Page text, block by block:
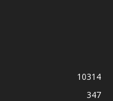
10314
347